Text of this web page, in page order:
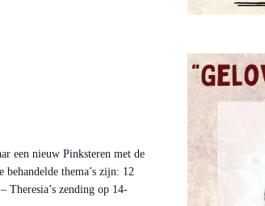
een nieuw Pinksteren met de
thema’s zijn: 12
Theresia’s zending op 14-